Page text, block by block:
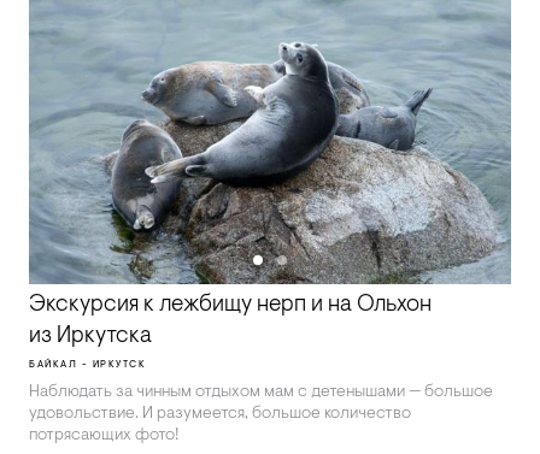
Экскурсия к лежбищу нерп и на Ольхон
из Иркутска
БАЙКАЛ - ИРКУТСК
Наблюдать за чинным отдыхом мам с детенышами — большое
удовольствие. И разумеется, большое количество
потрясающих фото!